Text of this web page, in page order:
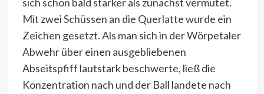
Mit zwei Schüssen an die Querlatte wurde ein
Zeichen gesetzt. Als man sich in der Wörpetaler
Abwehr über einen ausgebliebenen
Abseitspfiff lautstark beschwerte, ließ die
Konzentration nach und der Ball landete nach